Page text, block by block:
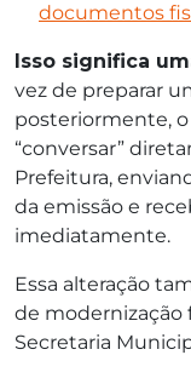
documentos
Isso significa
vez de preparar
posteriormente, o
“conversar”
Prefeitura,
da emissão e
imediatamente.
Essa alteração
de modernização
Secretaria